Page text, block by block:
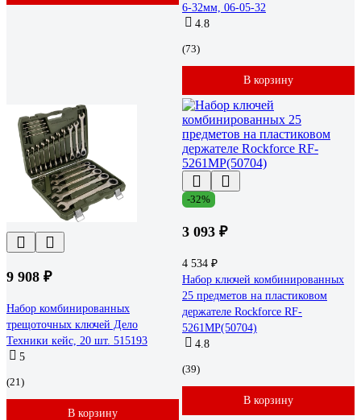
6-32мм, 06-05-32
4.8
(73)
В корзину
9 908 ₽
Набор комбинированных
трещоточных ключей Дело
Техники кейс, 20 шт. 515193
5
(21)
В корзину
-32%
3 093 ₽
4 534 ₽
Набор ключей комбинированных
25 предметов на пластиковом
держателе Rockforce RF-
5261MP(50704)
4.8
(39)
В корзину